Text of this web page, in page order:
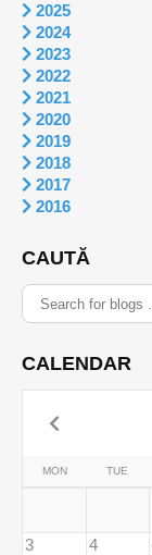
2025
2024
2023
2022
2021
2020
2019
2018
2017
2016
CAUTĂ
CALENDAR
MON TUE
3 4